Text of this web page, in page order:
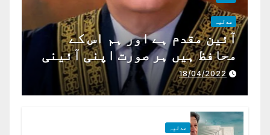
عدلیہ
آئین مقدم ہے اور ہم اس کے
محافظ ہیں ہر صورت اپنی آئینی
ذمہ داری ادا کرینگے ، چیف
جسٹس پاکستان
18/04/2022
عدلیہ